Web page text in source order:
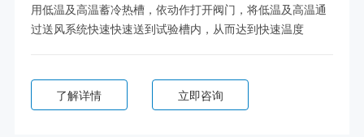
用低温及高温蓄冷热槽，依动作打开阀门，将低温及高温通
过送风系统快速快速送到试验槽内，从而达到快速温度
了解详情 立即咨询